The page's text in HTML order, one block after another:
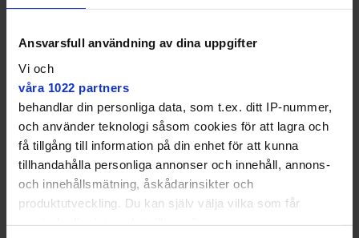
Ansvarsfull användning av dina uppgifter
Vi och
våra 1022 partners
behandlar din personliga data, som t.ex. ditt IP-nummer,
och använder teknologi såsom cookies för att lagra och
få tillgång till information på din enhet för att kunna
tillhandahålla personliga annonser och innehåll, annons-
och innehållsmätning, åskådarinsikter och
produktutveckling. Du kan själv välja vilka som får
Om jag hade vetat skulle jag
inte lagt tid på att gå i
trapporna hela veckan.
En man som joggar ned för trapporna från Nybohov
blev förvånad när han fick höra att hissen är i gång.